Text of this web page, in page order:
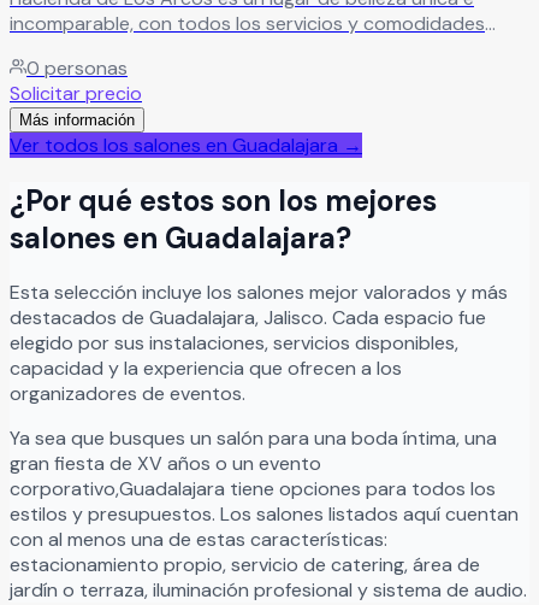
incomparable, con todos los servicios y comodidades
como siempre lo imaginaron. Un espacio que no solo
complementa su celebración — la eleva.
0 personas
Solicitar precio
Más información
Ver todos los salones en Guadalajara →
¿Por qué estos son los mejores
salones en Guadalajara?
Esta selección incluye los salones mejor valorados y más
destacados de Guadalajara,Jalisco. Cada espacio fue
elegido por sus instalaciones, servicios disponibles,
capacidad y la experiencia que ofrecen a los
organizadores de eventos.
Ya sea que busques un salón para una boda íntima, una
gran fiesta de XV años o un evento
corporativo,Guadalajara tiene opciones para todos los
estilos y presupuestos. Los salones listados aquí cuentan
con al menos una de estas características:
estacionamiento propio, servicio de catering, área de
jardín o terraza, iluminación profesional y sistema de audio.